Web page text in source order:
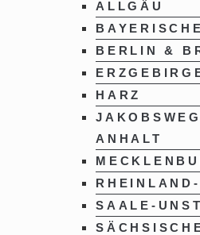
ALLGÄU
BERLIN &
HARZ
ANHALT
SAALE-